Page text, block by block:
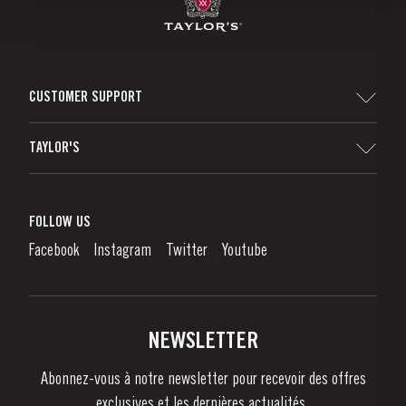
CUSTOMER SUPPORT
Denunciation Platform
Liens
TAYLOR'S
Qu'est-Ce Que Le Vin De Porto?
Déguster le Porto
Nouvelles
FOLLOW US
Facebook Instagram Twitter Youtube
NEWSLETTER
Abonnez-vous à notre newsletter pour recevoir des offres